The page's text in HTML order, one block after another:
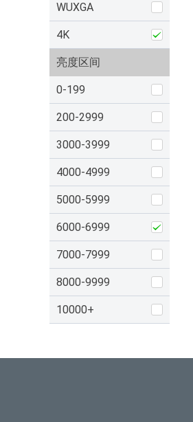
WUXGA
4K
亮度区间
0-199
200-2999
3000-3999
4000-4999
5000-5999
6000-6999
7000-7999
8000-9999
10000+